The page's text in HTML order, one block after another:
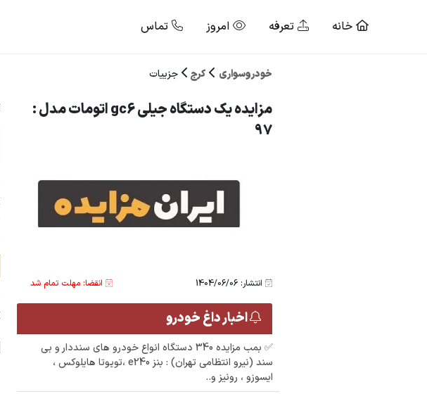
خانه تعرفه امروز تماس
خودروسواری کرج جزییات
مزایده یک دستگاه جیلی gc6 اتومات مدل :
97
انتشار: 1404/06/06 انقضا: مهلت تمام شد
اخبار داغ خودرو
✅ بمب مزایده 340 دستگاه انواع خودرو های سنددار و بی
سند (نیرو انتظامی تهران) : بنز e240 ،تویوتا هایلوکس ،
ایسوزو ، رونیز و..